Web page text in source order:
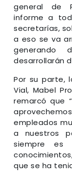
general de
informe a
secretarías,
a eso se va
generando
desarrollarán
Por su parte,
Vial, Mabel
remarcó que
empleados
a nuestros
siempre es
que se ha